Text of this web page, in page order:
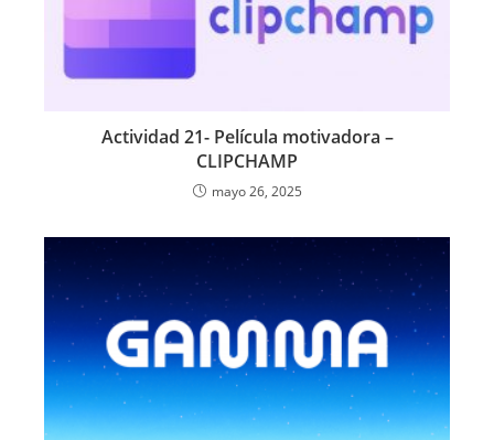
Actividad 21- Película motivadora –
CLIPCHAMP
mayo 26, 2025